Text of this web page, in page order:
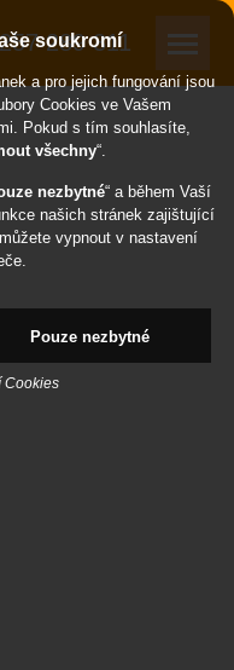
257 289 311
soukromí
a pro jejich fungování jsou
Cookies ve Vašem
Pokud s tím souhlasíte,
všechny“.
nezbytné“ a během Vaší
našich stránek zajištující
vypnout v nastavení
Pouze nezbytné
Cookies